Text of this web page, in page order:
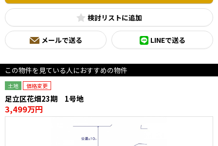
検討リスト
メールで送る LINEで送る
この物件を見ている人におすすめの物件
土地 価格変更
足立区花畑23期 1号地
3,499万円